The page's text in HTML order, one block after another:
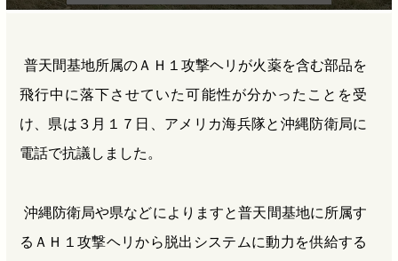
普天間基地所属のＡＨ１攻撃ヘリが火薬を含む部品を
飛行中に落下させていた可能性が分かったことを受
け、県は３月１７日、アメリカ海兵隊と沖縄防衛局に
電話で抗議しました。
沖縄防衛局や県などによりますと普天間基地に所属す
るＡＨ１攻撃ヘリから脱出システムに動力を供給する